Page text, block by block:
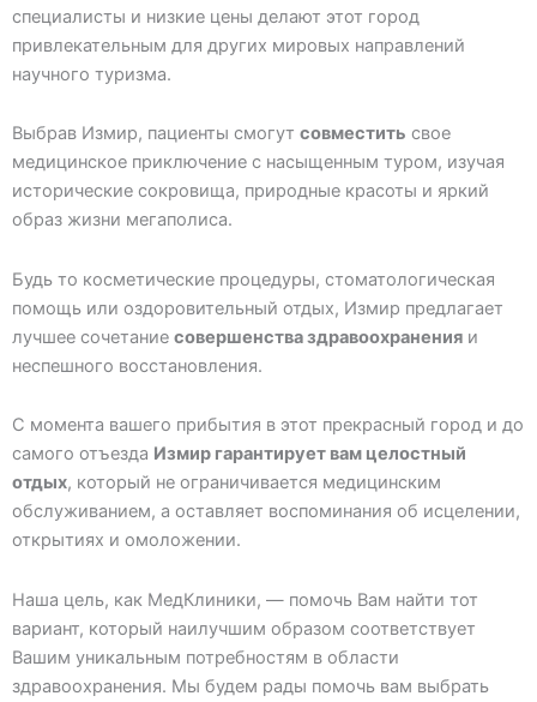
специалисты и низкие цены делают этот город
привлекательным для других мировых направлений
научного туризма.
Выбрав Измир, пациенты смогут совместить свое
медицинское приключение с насыщенным туром, изучая
исторические сокровища, природные красоты и яркий
образ жизни мегаполиса.
Будь то косметические процедуры, стоматологическая
помощь или оздоровительный отдых, Измир предлагает
лучшее сочетание совершенства здравоохранения и
неспешного восстановления.
С момента вашего прибытия в этот прекрасный город и до
самого отъезда Измир гарантирует вам целостный
отдых, который не ограничивается медицинским
обслуживанием, а оставляет воспоминания об исцелении,
открытиях и омоложении.
Наша цель, как МедКлиники, — помочь Вам найти тот
вариант, который наилучшим образом соответствует
Вашим уникальным потребностям в области
здравоохранения. Мы будем рады помочь вам выбрать